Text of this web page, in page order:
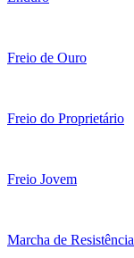
Freio de Ouro
Freio do Proprietário
Freio Jovem
Marcha de Resistência